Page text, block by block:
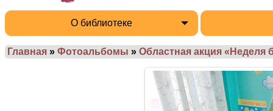
О библиотеке
Главная » Фотоальбомы » Областная акция «Неделя